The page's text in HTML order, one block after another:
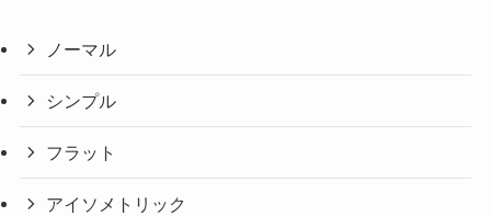
ノーマル
シンプル
フラット
アイソメトリック